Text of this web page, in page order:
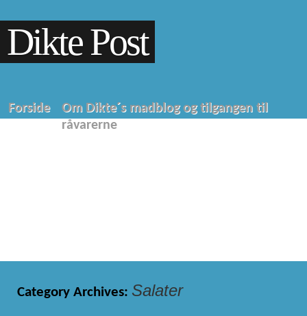
Dikte Post
Forside
Om Dikte´s madblog og tilgangen til
råvarerne
Category Archives: Salater